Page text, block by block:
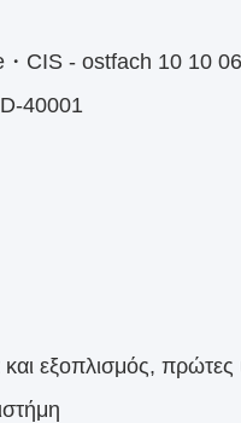
・CIS - ostfach 10 10
40001
εξοπλισμός, πρώτες